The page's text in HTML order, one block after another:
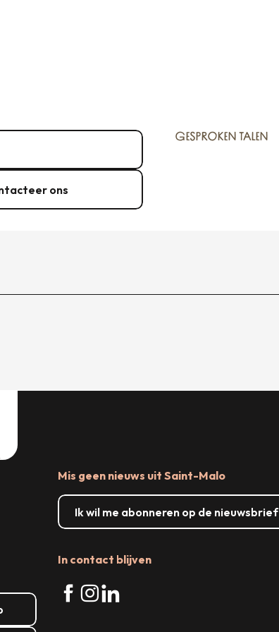
ons
GESPROKEN TALEN
GESPROKEN TALEN
Mis geen nieuws uit Saint-Malo
Ik wil me abonneren op de nieuwsbrief
In contact blijven